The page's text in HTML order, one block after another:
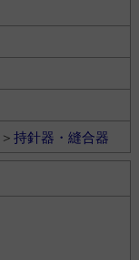
＞ 持針器・縫合器